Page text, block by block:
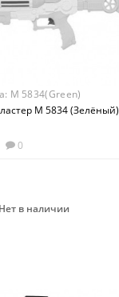
M 5834(Green)
M 5834 (Зелёный)
0
Нет в наличии